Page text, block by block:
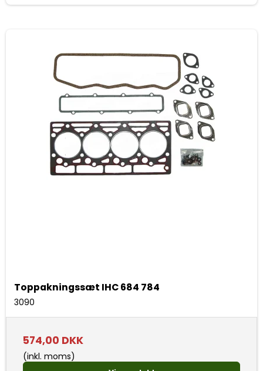
Toppakningssæt IHC 684 784
3090
574,00 DKK
(inkl. moms)